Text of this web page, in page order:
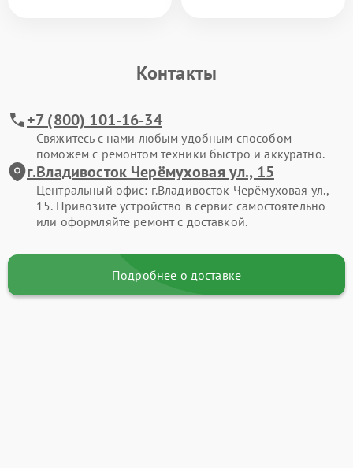
Контакты
+7 (800) 101-16-34
Свяжитесь с нами любым удобным способом —
поможем с ремонтом техники быстро и аккуратно.
г.Владивосток Черёмуховая ул., 15
Центральный офис: г.Владивосток Черёмуховая ул.,
15. Привозите устройство в сервис самостоятельно
или оформляйте ремонт с доставкой.
Подробнее о доставке